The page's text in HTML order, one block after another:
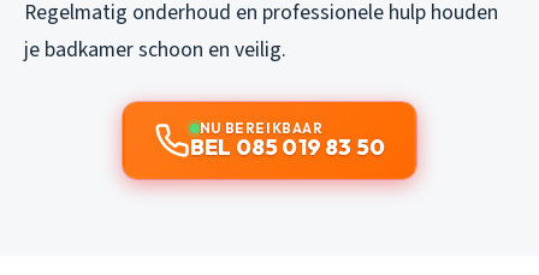
Regelmatig onderhoud en professionele hulp houden
je badkamer schoon en veilig.
NU BEREIKBAAR
BEL 085 019 83 50